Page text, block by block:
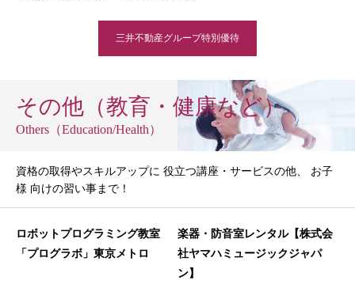
三井不動産グループ特別優待
その他（教育・健康など）
Others（Education/Health）
資格の取得やスキルアップに 役立つ講座・サービスの他、 お子
様 向けの習い事まで！
ロボットプログラミング教室
「プログラボ」東京メトロ
楽器・防音室レンタル【株式会
社ヤマハミュージックジャパ
ン】